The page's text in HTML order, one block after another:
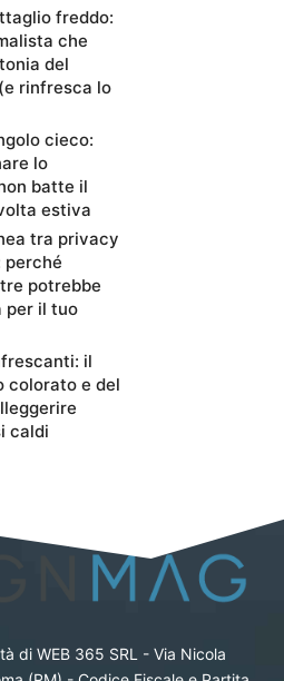
freddo:
che
del
rinfresca lo
cieco:
lo
batte il
estiva
tra privacy
perché
potrebbe
per il tuo
il
colorato e del
caldi
di WEB 365 SRL - Via Nicola